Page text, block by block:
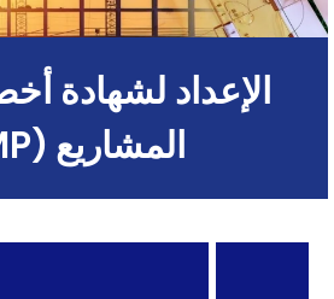
الإعداد لشهادة
المشاريع (PMP)